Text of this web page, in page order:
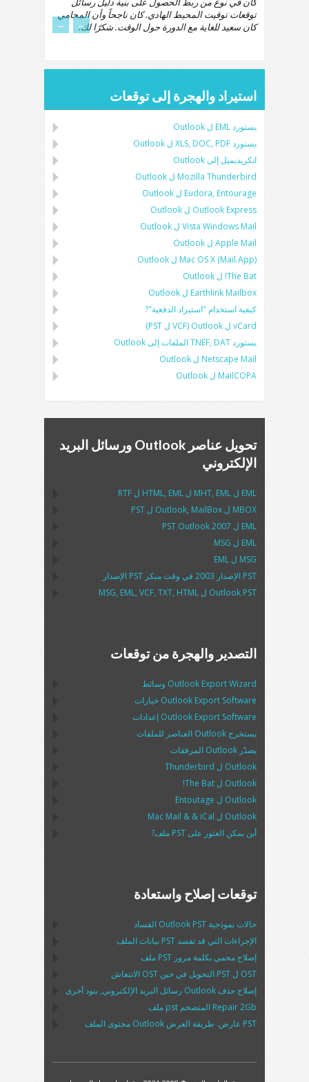
توقعات توقيت المحيط الهادي. كان ناجحاً وأن المحامي
كان سعيد للغاية مع الدورة حول الوقت. شكرًا لك.
←
→
استيراد والهجرة إلى توقعات
يستوردEML لOutlook
يستوردXLS, DOC, PDF لOutlook
انكريديميل إلى Outlook
Mozilla Thunderbird لOutlook
Eudora, Entourage لOutlook
Outlook Express لOutlook
Vista Windows Mail لOutlook
Apple Mail لOutlook
Mac OS X (Mail.App) لOutlook
The Bat! لOutlook
Earthlink Mailbox لOutlook
كيفية استخدام "استيراد الدفعية"?
vCard لOutlook
(
VCF لPST
)
يستوردTNEF, DATالملفات إلىOutlook
Netscape Mail لOutlook
MailCOPA لOutlook
تحويل عناصر Outlook ورسائل البريد
الإلكتروني
EML ل MHT, EML ل HTML, EML ل RTF
MBOX ل Outlook, MailBox ل PST
EML ل PST Outlook2007
EML ل MSG
MSG ل EML
PST الإصدار 2003 في وقت مبكر PST الإصدار
Outlook PST ل MSG, EML, VCF, TXT, HTML
التصدير والهجرة من توقعات
Outlook Export Wizard وسائط
Outlook Export Software خيارات
Outlook Export Software إعدادات
يستخرج Outlook العناصر للملفات
يصدّر Outlook المرفقات
Outlook ل Thunderbird
Outlook ل The Bat!
Outlook ل Entoutage
Outlook ل Mac Mail & & iCal
أين يمكن العثور علىPST ملف?
توقعات إصلاح واستعادة
حالات نموذجية Outlook PST الفساد
الإجراءات التي قد تفسدPST بيانات الملف
إصلاح محمي بكلمة مرور PST ملف
OST ل PST التحويل في حين OST الانتعاش
إصلاح حذفOutlook رسائل البريد الإلكتروني, بنود أخرى
Repair2Gb المتضخم pst ملف
PST عارض. طريقة العرض Outlook محتوى الملف